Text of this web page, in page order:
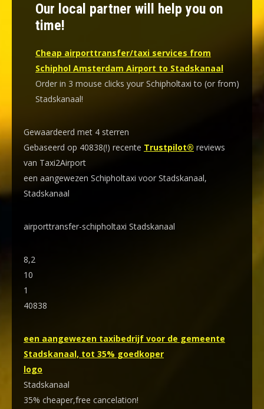
Our local partner will help you on
time!
Cheap airporttransfer/taxi services from
Schiphol Amsterdam Airport to Stadskanaal
Order in 3 mouse clicks your Schipholtaxi to (or from)
Stadskanaal!
Gewaardeerd met 4 sterren
Gebaseerd op 40838(!) recente Trustpilot® reviews
van Taxi2Airport
een aangewezen Schipholtaxi voor Stadskanaal,
Stadskanaal
airporttransfer-schipholtaxi Stadskanaal
8,2
10
1
40838
een aangewezen taxibedrijf voor de gemeente
Stadskanaal, tot 35% goedkoper
logo
Stadskanaal
35% cheaper,free cancelation!